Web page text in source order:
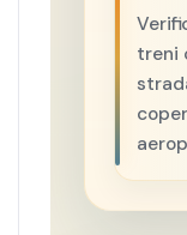
treni